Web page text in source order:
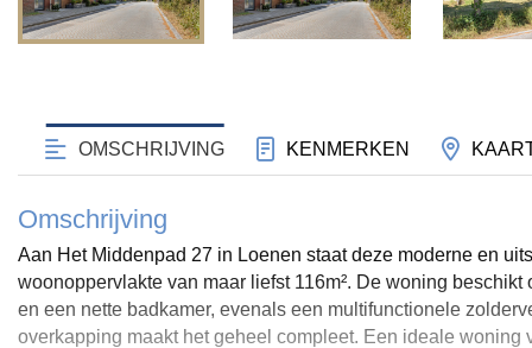
OMSCHRIJVING KENMERKEN
Omschrijving
Aan Het Middenpad 27 in Loenen staat deze moderne en
woonoppervlakte van maar liefst 116m². De woning
en een nette badkamer, evenals een multifunctionele
overkapping maakt het geheel compleet. Een ideale woning